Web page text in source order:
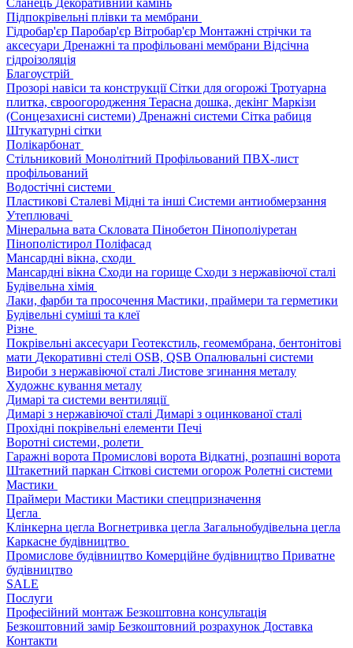
Сланець Декоративний камінь
Підпокрівельні плівки та мембрани
Гідробар'єр Паробар'єр Вітробар'єр Монтажні стрічки та
аксесуари Дренажні та профільовані мембрани Відсічна
гідроізоляція
Благоустрій
Прозорі навіси та конструкціїСітки для огорожі Тротуарна
плитка, євроогородження Терасна дошка, декінг Маркізи
(Сонцезахисні системи) Дренажні системи Сітка рабиця
Штукатурні сітки
Полікарбонат
Стільниковий Монолітний Профільований ПВХ-лист
профільований
Водостічні системи
Пластикові Сталеві Мідні та інші Системи антиобмерзання
Утеплювачі
Мінеральна вата Скловата Пінобетон Пінополіуретан
Пінополістирол Поліфасад
Мансардні вікна, сходи
Мансардні вікна Сходи на горище Сходи з нержавіючої сталі
Будівельна хімія
Лаки, фарби та просочення Мастики, праймери та герметики
Будівельні суміші та клеї
Різне
Покрівельні аксесуари Геотекстиль, геомембрана, бентонітові
мати Декоративні стелі OSB, QSB Опалювальні системи
Вироби з нержавіючої сталі Листове згинання металу
Художнє кування металу
Димарі та системи вентиляції
Димарі з нержавіючої сталі Димарі з оцинкованої сталі
Прохідні покрівельні елементи Печі
Воротні системи, ролети
Гаражні ворота Промислові ворота Відкатні, розпашні ворота
Штакетний паркан Сіткові системи огорож Ролетні системи
Мастики
Праймери Мастики Мастики спецпризначення
Цегла
Клінкерна цегла Вогнетривка цегла Загальнобудівельна цегла
Каркасне будівництво
Промислове будівництво Комерційне будівництво Приватне
будівництво
SALE
Послуги
Професійний монтаж Безкоштовна консультація
Безкоштовний замір Безкоштовний розрахунок Доставка
Контакти